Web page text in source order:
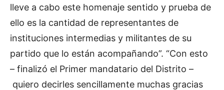
lleve a cabo este homenaje sentido y prueba de
ello es la cantidad de representantes de
instituciones intermedias y militantes de su
partido que lo están acompañando”. “Con esto
– finalizó el Primer mandatario del Distrito –
quiero decirles sencillamente muchas gracias